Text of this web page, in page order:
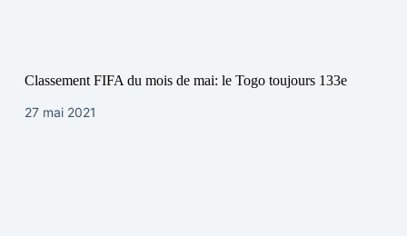
Classement FIFA du mois de mai: le Togo toujours 133e
27 mai 2021